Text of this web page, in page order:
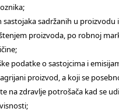
sastojaka sadržanih u proizvodu
proizvoda, po robnoj
podatke o sastojcima i
proizvod, a koji se
na zdravlje potrošača kad se